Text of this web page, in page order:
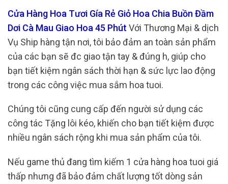
Cửa Hàng Hoa Tươi Gía Rẻ Giỏ Hoa Chia Buồn Đầm
Dơi Cà Mau Giao Hoa 45 Phút Với Thương Mại & dịch
Vụ Ship hàng tận nơi, tôi bảo đảm an toàn sản phẩm
của các bạn sẽ đc giao tận tay & đúng h, giúp cho
bạn tiết kiệm ngân sách thời hạn & sức lực lao động
trong các công việc mua sắm hoa tuoi.
Chúng tôi cũng cung cấp đến người sử dụng các
công tác Tặng lôi kéo, khiến cho bạn tiết kiệm được
nhiều ngân sách rộng khi mua sản phẩm của tôi.
Nếu game thủ đang tìm kiếm 1 cửa hàng hoa tuoi giá
thấp nhưng đã bảo đảm chất lượng tốt dòng sản